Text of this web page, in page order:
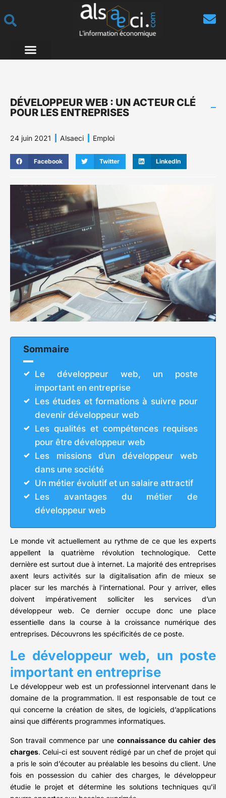
DÉVELOPPEUR WEB : UN ACTEUR CLÉ
POUR LES ENTREPRISES
24 juin 2021 Alsaeci Emploi
Facebook Twitter LinkedIn
Sommaire
Le développeur web, un poste
important en entreprise
Les études et formations à suivre pour
devenir développeur web
Les qualités et compétences requises
pour être développeur web
Les missions d’un développeur web
dans une société
Un métier évolutif et un salaire attractif
Les avantages du métier de
développeur web
Le monde vit actuellement au rythme de ce que les experts
appellent la quatrième révolution technologique. Cette
dernière est surtout due à internet. La majorité des entreprises
axent leurs activités sur la digitalisation afin de mieux se
placer sur les marchés à l’international. Pour y arriver, elles
doivent impérativement solliciter les services d’un
développeur web. Ce dernier occupe donc une place
essentielle dans la course à la croissance numérique des
entreprises. Découvrons les spécificités de ce poste.
Le développeur web, un poste
important en entreprise
Le développeur web est un professionnel intervenant dans le
domaine de la programmation. Il est responsable de tout ce
qui concerne la création de sites, de logiciels, d’applications
ainsi que différents programmes informatiques.
Son travail commence par une connaissance du cahier des
charges. Celui-ci est souvent rédigé par un chef de projet qui
a pris le soin d’écouter au préalable les besoins du client. Une
fois en possession du cahier des charges, le développeur
étudie le projet et détermine les solutions techniques qu’il